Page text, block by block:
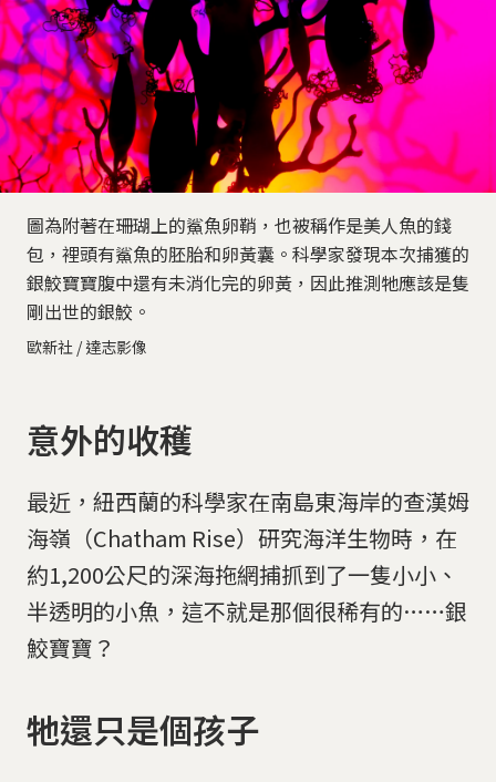
圖為附著在珊瑚上的鯊魚卵鞘，也被稱作是美人魚的錢
包，裡頭有鯊魚的胚胎和卵黃囊。科學家發現本次捕獲的
銀鮫寶寶腹中還有未消化完的卵黃，因此推測牠應該是隻
剛出世的銀鮫。
歐新社 / 達志影像
意外的收穫
最近，紐西蘭的科學家在南島東海岸的查漢姆
海嶺（Chatham Rise）研究海洋生物時，在
約1,200公尺的深海拖網捕抓到了一隻小小、
半透明的小魚，這不就是那個很稀有的……銀
鮫寶寶？
牠還只是個孩子